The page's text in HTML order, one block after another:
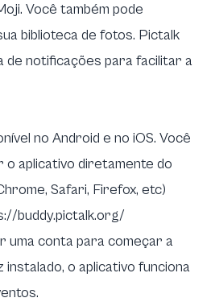
. Você também pode
biblioteca de fotos. Pictalk
de notificações para facilitar a
no Android e no iOS. Você
o aplicativo diretamente do
Safari, Firefox, etc)
buddy.pictalk.org/
uma conta para começar a
instalado, o aplicativo funciona